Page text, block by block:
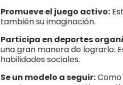
Promueve el juego activo:
también su imaginación.
Participa en deportes
una gran manera de lograrlo.
habilidades sociales.
Se un modelo a seguir: